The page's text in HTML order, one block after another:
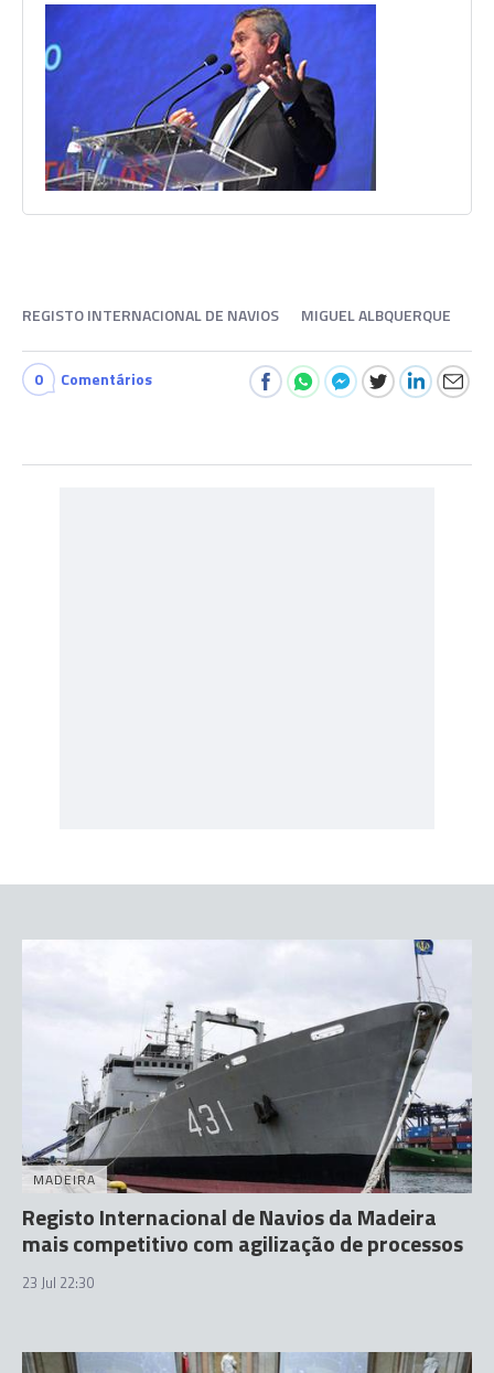
REGISTO INTERNACIONAL DE NAVIOS MIGUEL ALBQUERQUE
0 Comentários
MADEIRA
Registo Internacional de Navios da Madeira
mais competitivo com agilização de processos
23 Jul 22:30